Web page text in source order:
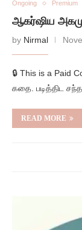
Ongoing Premium
ஆகர்ஷிய
by Nirmal
🔒 This is a Paid
கதை. படித்திட
READ MORE